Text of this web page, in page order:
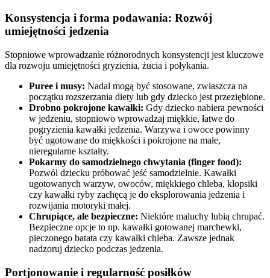
Konsystencja i forma podawania: Rozwój
umiejętności jedzenia
Stopniowe wprowadzanie różnorodnych konsystencji jest kluczowe
dla rozwoju umiejętności gryzienia, żucia i połykania.
Puree i musy: Nadal mogą być stosowane, zwłaszcza na
początku rozszerzania diety lub gdy dziecko jest przeziębione.
Drobno pokrojone kawałki: Gdy dziecko nabiera pewności
w jedzeniu, stopniowo wprowadzaj miękkie, łatwe do
pogryzienia kawałki jedzenia. Warzywa i owoce powinny
być ugotowane do miękkości i pokrojone na małe,
nieregularne kształty.
Pokarmy do samodzielnego chwytania (finger food):
Pozwól dziecku próbować jeść samodzielnie. Kawałki
ugotowanych warzyw, owoców, miękkiego chleba, klopsiki
czy kawałki ryby zachęcą je do eksplorowania jedzenia i
rozwijania motoryki małej.
Chrupiące, ale bezpieczne: Niektóre maluchy lubią chrupać.
Bezpieczne opcje to np. kawałki gotowanej marchewki,
pieczonego batata czy kawałki chleba. Zawsze jednak
nadzoruj dziecko podczas jedzenia.
Portjonowanie i regularność posiłków